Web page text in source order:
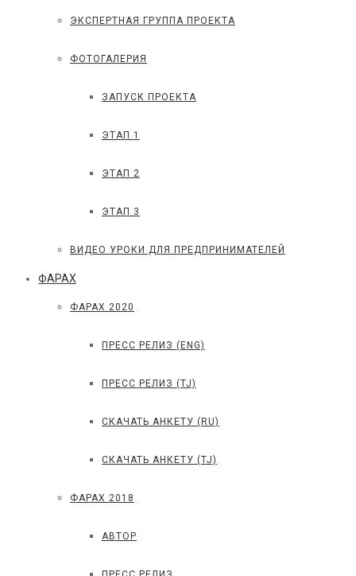
ЭКСПЕРТНАЯ ГРУППА ПРОЕКТА
ФОТОГАЛЕРИЯ
ЗАПУСК ПРОЕКТА
ЭТАП 1
ЭТАП 2
ЭТАП 3
ВИДЕО УРОКИ ДЛЯ ПРЕДПРИНИМАТЕЛЕЙ
ФАРАХ
ФАРАХ 2020
ПРЕСС РЕЛИЗ (ENG)
ПРЕСС РЕЛИЗ (TJ)
СКАЧАТЬ АНКЕТУ (RU)
СКАЧАТЬ АНКЕТУ (TJ)
ФАРАХ 2018
АВТОР